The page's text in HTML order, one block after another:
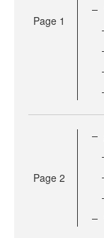
Page 1
Page 2